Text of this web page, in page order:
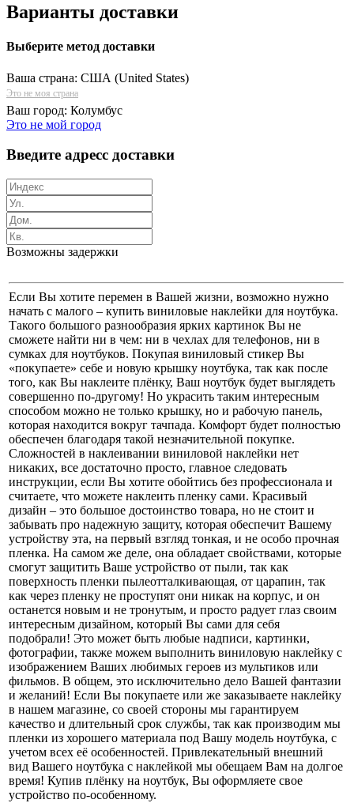
Варианты доставки
Выберите метод доставки
Ваша страна: США (United States)
Это не моя страна
Ваш город: Колумбус
Это не мой город
Введите адресс доставки
Возможны задержки
Если Вы хотите перемен в Вашей жизни, возможно нужно
начать с малого – купить виниловые наклейки для ноутбука.
Такого большого разнообразия ярких картинок Вы не
сможете найти ни в чем: ни в чехлах для телефонов, ни в
сумках для ноутбуков. Покупая виниловый стикер Вы
«покупаете» себе и новую крышку ноутбука, так как после
того, как Вы наклеите плёнку, Ваш ноутбук будет выглядеть
совершенно по-другому! Но украсить таким интересным
способом можно не только крышку, но и рабочую панель,
которая находится вокруг тачпада. Комфорт будет полностью
обеспечен благодаря такой незначительной покупке.
Сложностей в наклеивании виниловой наклейки нет
никаких, все достаточно просто, главное следовать
инструкции, если Вы хотите обойтись без профессионала и
считаете, что можете наклеить пленку сами. Красивый
дизайн – это большое достоинство товара, но не стоит и
забывать про надежную защиту, которая обеспечит Вашему
устройству эта, на первый взгляд тонкая, и не особо прочная
пленка. На самом же деле, она обладает свойствами, которые
смогут защитить Ваше устройство от пыли, так как
поверхность пленки пылеотталкивающая, от царапин, так
как через пленку не проступят они никак на корпус, и он
останется новым и не тронутым, и просто радует глаз своим
интересным дизайном, который Вы сами для себя
подобрали! Это может быть любые надписи, картинки,
фотографии, также можем выполнить виниловую наклейку с
изображением Ваших любимых героев из мультиков или
фильмов. В общем, это исключительно дело Вашей фантазии
и желаний! Если Вы покупаете или же заказываете наклейку
в нашем магазине, со своей стороны мы гарантируем
качество и длительный срок службы, так как производим мы
пленки из хорошего материала под Вашу модель ноутбука, с
учетом всех её особенностей. Привлекательный внешний
вид Вашего ноутбука с наклейкой мы обещаем Вам на долгое
время! Купив плёнку на ноутбук, Вы оформляете свое
устройство по-особенному.